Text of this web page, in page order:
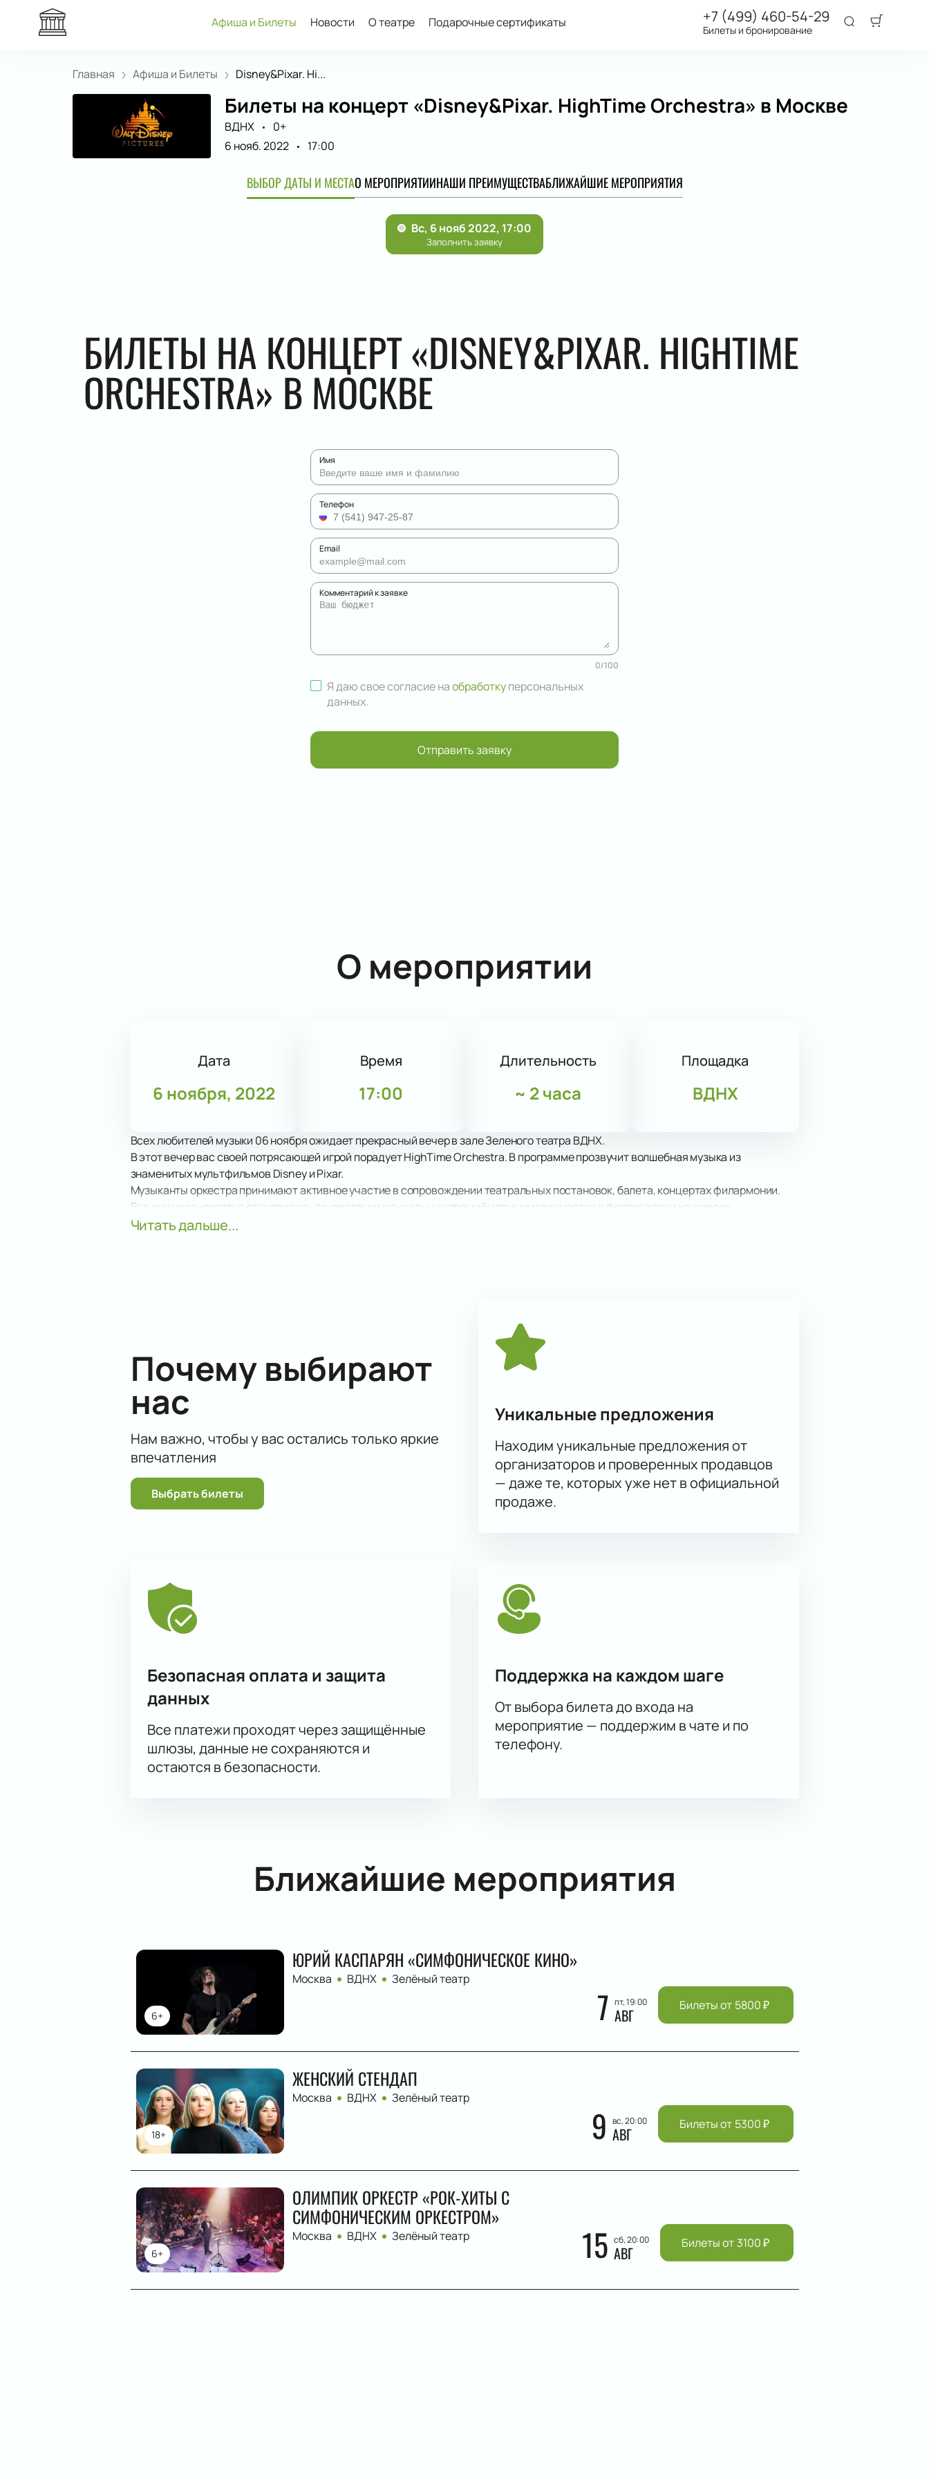
Афиша и Билеты Новости О театре Подарочные сертификаты +7 (499) 460-54-29
Билеты и бронирование
Главная Афиша и Билеты Disney&Pixar. Hi...
Билеты на концерт «Disney&Pixar. HighTime Orchestra» в Москве
ВДНХ
0+
6 нояб. 2022
17:00
ВЫБОР ДАТЫ И МЕСТАО МЕРОПРИЯТИИНАШИ ПРЕИМУЩЕСТВАБЛИЖАЙШИЕ МЕРОПРИЯТИЯ
БИЛЕТЫ НА КОНЦЕРТ «DISNEY&PIXAR. HIGHTIME
ORCHESTRA» В МОСКВЕ
Имя
Телефон
Email
Комментарий к заявке
0/100
Я даю свое согласие наобработкуперсональных
данных.
Отправить заявку
О мероприятии
Дата
6 ноября, 2022
Время
17:00
Длительность
~ 2 часа
Площадка
ВДНХ
Всех любителей музыки 06 ноября ожидает прекрасный вечер в зале Зеленого театра ВДНХ.
В этот вечер вас своей потрясающей игрой порадует HighTime Orchestra. В программе прозвучит волшебная музыка из
знаменитых мультфильмов Disney и Pixar.
Музыканты оркестра принимают активное участие в сопровождении театральных постановок, балета, концертах филармонии.
Все они неоднократно становились лауреатами музыкальных премий и принимали участие в фестивалях и конкурсах
международного уровня.
Читать дальше...
Почему выбирают
нас
Нам важно, чтобы у вас остались только яркие
впечатления
Выбрать билеты
Уникальные предложения
Находим уникальные предложения от
организаторов и проверенных продавцов
— даже те, которых уже нет в официальной
продаже.
Безопасная оплата и защита
данных
Все платежи проходят через защищённые
шлюзы, данные не сохраняются и
остаются в безопасности.
Поддержка на каждом шаге
От выбора билета до входа на
мероприятие — поддержим в чате и по
телефону.
Ближайшие мероприятия
6+
ЮРИЙ КАСПАРЯН «СИМФОНИЧЕСКОЕ КИНО»
Москва ВДНХ Зелёный театр
7 пт, 19:00
АВГ Билеты от 5800₽
18+
ЖЕНСКИЙ СТЕНДАП
Москва ВДНХ Зелёный театр
9 вс, 20:00
АВГ Билеты от 5300₽
6+
ОЛИМПИК ОРКЕСТР «РОК-ХИТЫ С
СИМФОНИЧЕСКИМ ОРКЕСТРОМ»
Москва ВДНХ Зелёный театр 15 сб, 20:00
АВГ Билеты от 3100₽